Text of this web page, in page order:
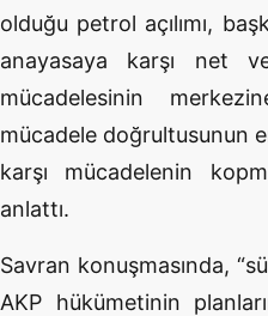
olduğu petrol açılımı,
anayasaya karşı net
mücadelesinin
mücadele doğrultusunun
karşı mücadelenin
anlattı.
Savran konuşmasında,
AKP hükümetinin